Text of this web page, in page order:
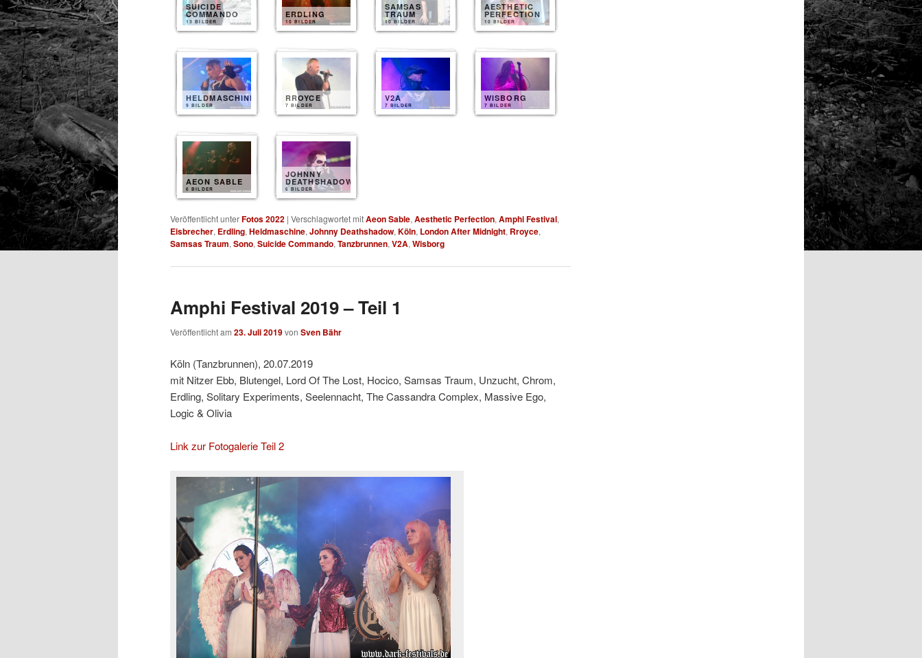
SUICIDE
COMMANDO
13 BILDER
ERDLING
10 BILDER
SAMSAS
TRAUM
10 BILDER
AESTHETIC
PERFECTION
10 BILDER
HELDMASCHINE
9 BILDER
RROYCE
7 BILDER
V2A
7 BILDER
WISBORG
7 BILDER
AEON SABLE
6 BILDER
JOHNNY
DEATHSHADOW
6 BILDER
Veröffentlicht unterFotos 2022 | Verschlagwortet mitAeon Sable, Aesthetic Perfection, Amphi Festival,
Eisbrecher, Erdling, Heldmaschine, Johnny Deathshadow, Köln, London After Midnight, Rroyce,
Samsas Traum, Sono, Suicide Commando, Tanzbrunnen, V2A, Wisborg
Amphi Festival 2019 – Teil 1
Veröffentlicht am 23. Juli 2019von Sven Bähr
Köln (Tanzbrunnen), 20.07.2019
mit Nitzer Ebb, Blutengel, Lord Of The Lost, Hocico, Samsas Traum, Unzucht, Chrom,
Erdling, Solitary Experiments, Seelennacht, The Cassandra Complex, Massive Ego,
Logic & Olivia
Link zur Fotogalerie Teil 2